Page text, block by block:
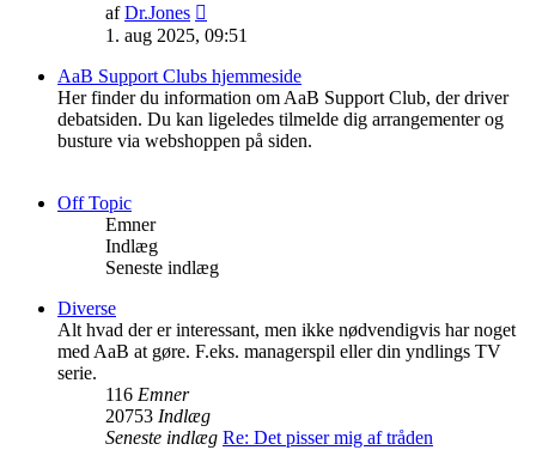
afDr.Jones
det
indlæg
1. aug 2025, 09:51
AaB Support Clubs hjemmeside
Her finder du information om AaB Support Club, der driver
debatsiden. Du kan ligeledes tilmelde dig arrangementer og
busture via webshoppen på siden.
Off Topic
Emner
Indlæg
Seneste indlæg
Diverse
Alt hvad der er interessant, men ikke nødvendigvis har noget
med AaB at gøre. F.eks. managerspil eller din yndlings TV
serie.
116 Emner
20753 Indlæg
Seneste indlæg Re: Det pisser mig af tråden